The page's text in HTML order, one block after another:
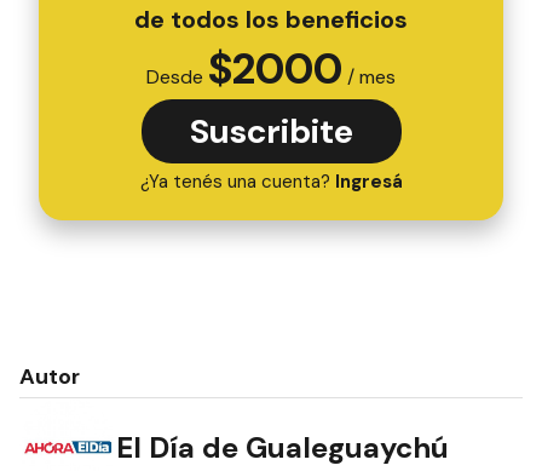
de todos los beneficios
Desde $2000 / mes
Suscribite
¿Ya tenés una cuenta? Ingresá
Autor
El Día de Gualeguaychú